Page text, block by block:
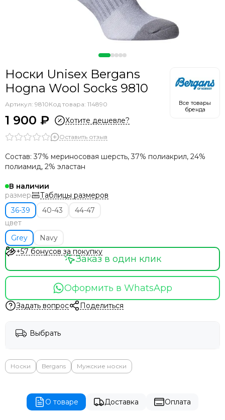
Носки Unisex Bergans
Hogna Wool Socks 9810
Артикул: 9810Код товара: 114890
1 900 ₽ Хотите дешевле?
Все товары
бренда
Оставить отзыв
Состав: 37% мериносовая шерсть, 37% полиакрил, 24%
полиамид, 2% эластан
В наличии
размер
Таблицы размеров
36-39
40-43
44-47
цвет
Grey
Navy
+57 бонусов за покупку
Оформить в WhatsApp
Заказ в один клик
Задать вопрос Поделиться
Выбрать
Носки Bergans Мужские носки
О товаре Доставка Оплата